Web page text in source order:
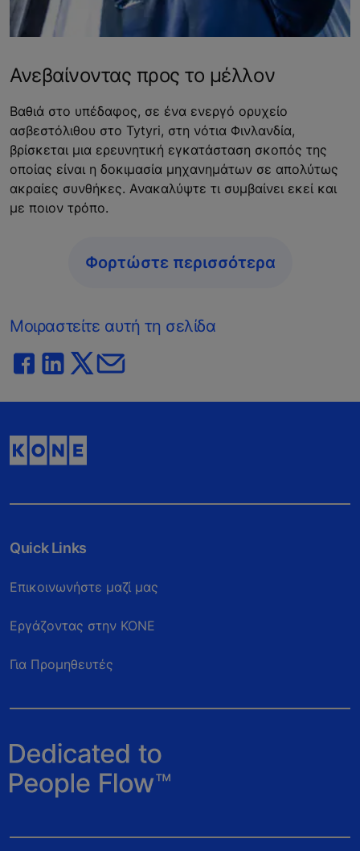
Ανεβαίνοντας προς το μέλλον
Βαθιά στο υπέδαφος, σε ένα ενεργό ορυχείο
ασβεστόλιθου στο Tytyri, στη νότια Φινλανδία,
βρίσκεται μια ερευνητική εγκατάσταση σκοπός της
οποίας είναι η δοκιμασία μηχανημάτων σε απολύτως
ακραίες συνθήκες. Ανακαλύψτε τι συμβαίνει εκεί και
με ποιον τρόπο.
Φορτώστε περισσότερα
Μοιραστείτε αυτή τη σελίδα
Quick Links
Επικοινωνήστε μαζί μας
Eργάζοντας στην ΚΟΝΕ
Για Προμηθευτές